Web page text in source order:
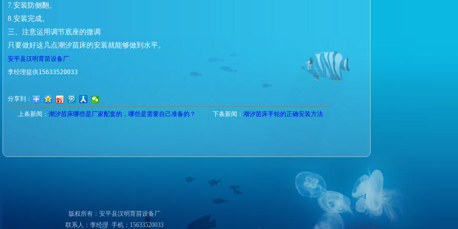
7.安装防侧翻。
8.安装完成。
三、注意运用调节底座的微调
只要做好这几点潮汐苗床的安装就能够做到水平。
安平县汉明育苗设备厂
李经理提供15633520033
分享到：
上条新闻： 潮汐苗床哪些是厂家配套的，哪些是需要自己准备的？ 下条新闻： 潮汐苗床手轮的正确安装方法
版权所有：安平县汉明育苗设备厂
联系人：李经理 手机：15633520033